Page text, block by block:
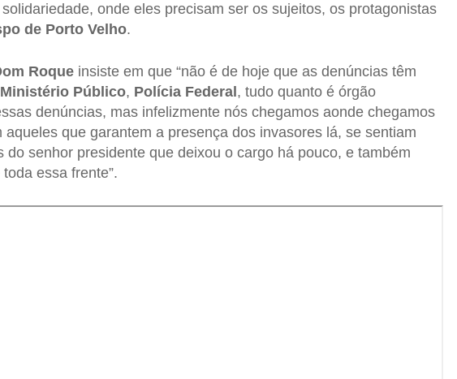
onde eles precisam ser os sujeitos, os protagonistas
de Porto Velho.
Roqueinsiste em que “não é de hoje que as denúncias têm
Ministério Público, Polícia Federal, tudo quanto é órgão
denúncias, mas infelizmente nós chegamos aonde chegamos
que garantem a presença dos invasores lá, se sentiam
do senhor presidente que deixou o cargo há pouco, e também
essa frente”.